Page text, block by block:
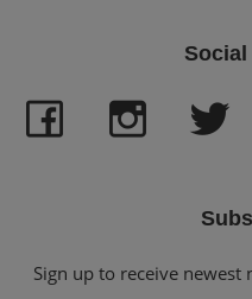
Social
Sign up to receive